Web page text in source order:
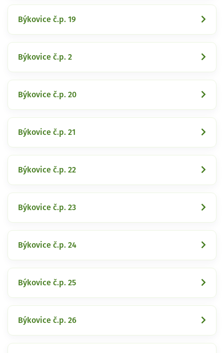
Býkovice č.p. 19
Býkovice č.p. 2
Býkovice č.p. 20
Býkovice č.p. 21
Býkovice č.p. 22
Býkovice č.p. 23
Býkovice č.p. 24
Býkovice č.p. 25
Býkovice č.p. 26